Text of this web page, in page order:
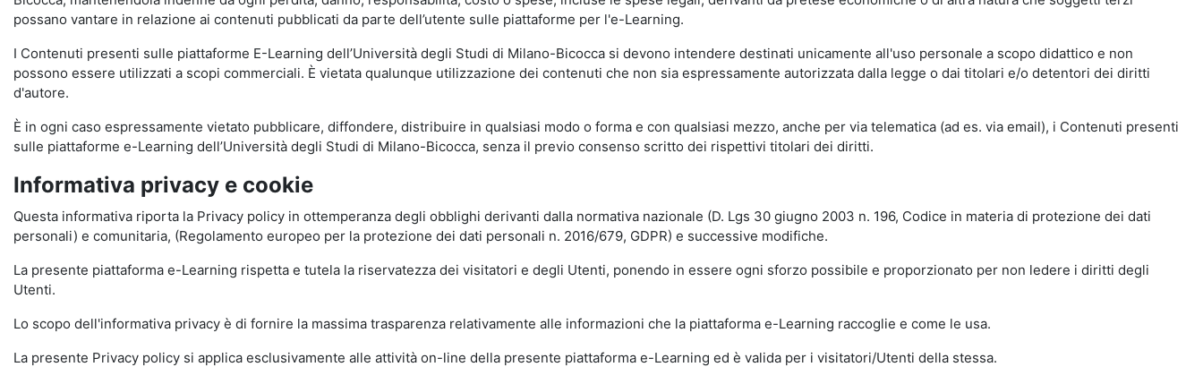
possano vantare in relazione ai contenuti pubblicati da parte dell’utente sulle piattaforme per l'e-Learning.
I Contenuti presenti sulle piattaforme E-Learning dell’Università degli Studi di Milano-Bicocca si devono intendere destinati unicamente all'uso personale a scopo didattico e non
possono essere utilizzati a scopi commerciali. È vietata qualunque utilizzazione dei contenuti che non sia espressamente autorizzata dalla legge o dai titolari e/o detentori dei diritti
d'autore.
È in ogni caso espressamente vietato pubblicare, diffondere, distribuire in qualsiasi modo o forma e con qualsiasi mezzo, anche per via telematica (ad es. via email), i Contenuti presenti
sulle piattaforme e-Learning dell’Università degli Studi di Milano-Bicocca, senza il previo consenso scritto dei rispettivi titolari dei diritti.
Informativa privacy e cookie
Questa informativa riporta la Privacy policy in ottemperanza degli obblighi derivanti dalla normativa nazionale (D. Lgs 30 giugno 2003 n. 196, Codice in materia di protezione dei dati
personali) e comunitaria, (Regolamento europeo per la protezione dei dati personali n. 2016/679, GDPR) e successive modifiche.
La presente piattaforma e-Learning rispetta e tutela la riservatezza dei visitatori e degli Utenti, ponendo in essere ogni sforzo possibile e proporzionato per non ledere i diritti degli
Utenti.
Lo scopo dell'informativa privacy è di fornire la massima trasparenza relativamente alle informazioni che la piattaforma e-Learning raccoglie e come le usa.
La presente Privacy policy si applica esclusivamente alle attività on-line della presente piattaforma e-Learning ed è valida per i visitatori/Utenti della stessa.